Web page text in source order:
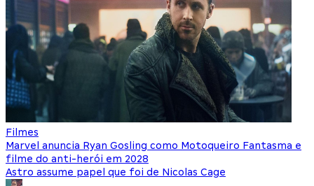
Filmes
Marvel anuncia Ryan Gosling como Motoqueiro Fantasma e
filme do anti-herói em 2028
Astro assume papel que foi de Nicolas Cage